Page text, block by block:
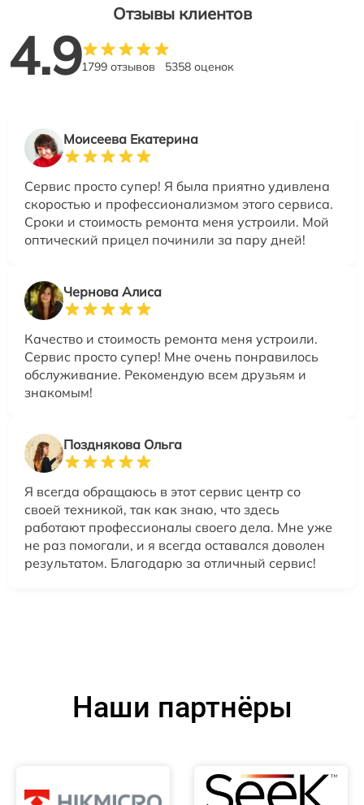
Отзывы клиентов
4.91799 отзывов 5358 оценок
Моисеева Екатерина
Сервис просто супер! Я была приятно удивлена
скоростью и профессионализмом этого сервиса.
Сроки и стоимость ремонта меня устроили. Мой
оптический прицел починили за пару дней!
Чернова Алиса
Качество и стоимость ремонта меня устроили.
Сервис просто супер! Мне очень понравилось
обслуживание. Рекомендую всем друзьям и
знакомым!
Позднякова Ольга
Я всегда обращаюсь в этот сервис центр со
своей техникой, так как знаю, что здесь
работают профессионалы своего дела. Мне уже
не раз помогали, и я всегда оставался доволен
результатом. Благодарю за отличный сервис!
Наши партнёры